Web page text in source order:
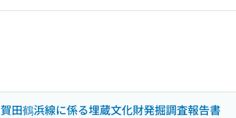
田鶴浜線に係る埋蔵文化財発掘調査報告書